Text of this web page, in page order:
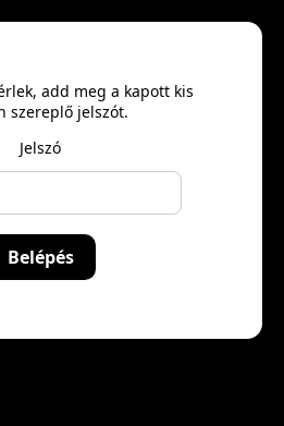
add meg a kapott kis
szereplő jelszót.
Jelszó